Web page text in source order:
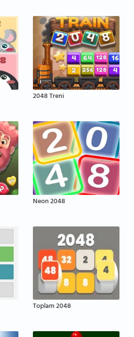
2048 Treni
Neon 2048
Toplam 2048